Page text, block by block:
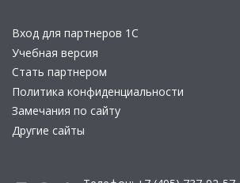
Вход для партнеров 1С
Учебная версия
Стать партнером
Политика конфиденциальности
Замечания по сайту
Другие сайты